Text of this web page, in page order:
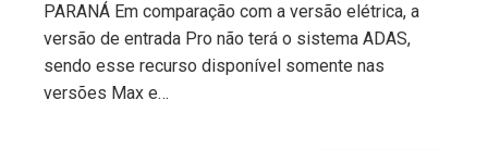
PARANÁ Em comparação com a versão elétrica, a
versão de entrada Pro não terá o sistema ADAS,
sendo esse recurso disponível somente nas
versões Max e…